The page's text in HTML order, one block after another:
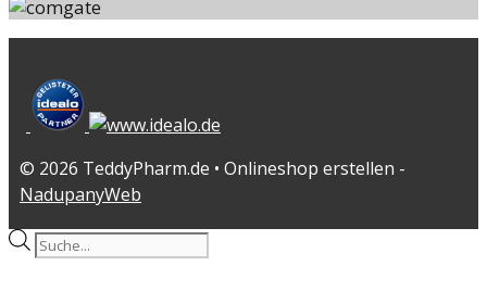
© 2026 TeddyPharm.de • Onlineshop erstellen -
NadupanyWeb
Products